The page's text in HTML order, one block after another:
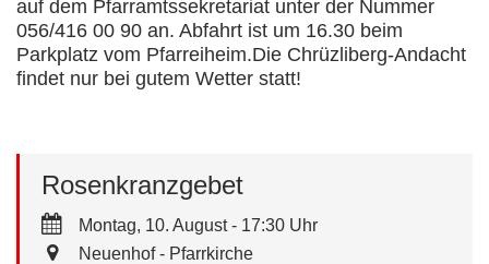
auf dem Pfarramtssekretariat unter der Nummer
056/416 00 90 an. Abfahrt ist um 16.30 beim
Parkplatz vom Pfarreiheim.Die Chrüzliberg-Andacht
findet nur bei gutem Wetter statt!
Montag, 10. August - 17:30 Uhr
Neuenhof - Pfarrkirche
Rosenkranzgebet